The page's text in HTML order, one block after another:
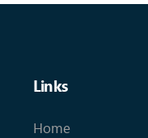
Links
Home